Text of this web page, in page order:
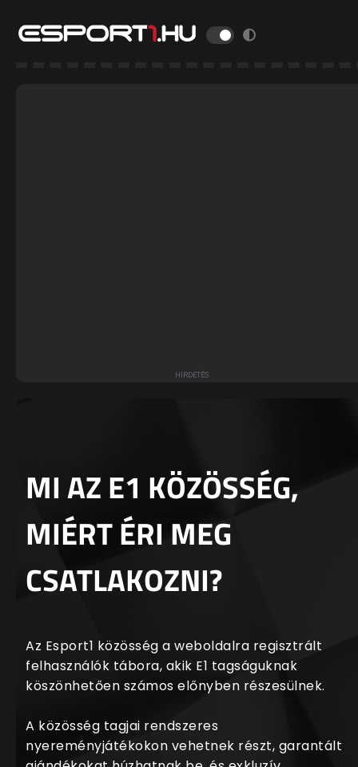
MI AZ E1 KÖZÖSSÉG,
MIÉRT ÉRI MEG
CSATLAKOZNI?
Az Esport1 közösség a weboldalra regisztrált
felhasználók tábora, akik E1 tagságuknak
köszönhetően számos előnyben részesülnek.
A közösség tagjai rendszeres
nyereményjátékokon vehetnek részt, garantált